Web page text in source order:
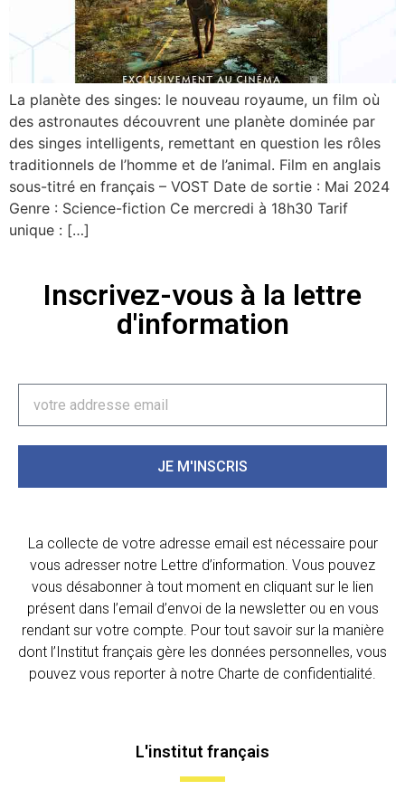
La planète des singes: le nouveau royaume, un film où
des astronautes découvrent une planète dominée par
des singes intelligents, remettant en question les rôles
traditionnels de l’homme et de l’animal. Film en anglais
sous-titré en français – VOST Date de sortie : Mai 2024
Genre : Science-fiction Ce mercredi à 18h30 Tarif
unique : […]
Inscrivez-vous à la lettre
d'information
JE M'INSCRIS
La collecte de votre adresse email est nécessaire pour
vous adresser notre Lettre d’information. Vous pouvez
vous désabonner à tout moment en cliquant sur le lien
présent dans l’email d’envoi de la newsletter ou en vous
rendant sur votre compte. Pour tout savoir sur la manière
dont l’Institut français gère les données personnelles, vous
pouvez vous reporter à notre Charte de confidentialité.
L'institut français